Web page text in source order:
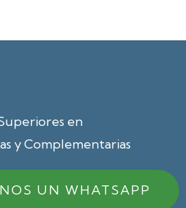
en
y Complementarias
UN WHATSAPP